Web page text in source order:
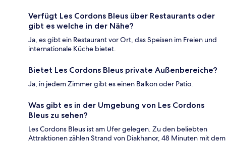
Verfügt Les Cordons Bleus über Restaurants oder
gibt es welche in der Nähe?
Ja, es gibt ein Restaurant vor Ort, das Speisen im Freien und
internationale Küche bietet.
Bietet Les Cordons Bleus private Außenbereiche?
Ja, in jedem Zimmer gibt es einen Balkon oder Patio.
Was gibt es in der Umgebung von Les Cordons
Bleus zu sehen?
Les Cordons Bleus ist am Ufer gelegen. Zu den beliebten
Attraktionen zählen Strand von Diakhanor, 48 Minuten mit dem